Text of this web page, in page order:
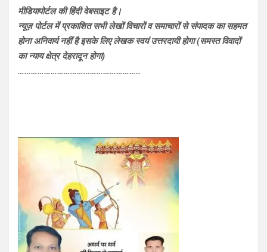
मीडियापोर्टल की हिंदी वेबसाइट है।
न्यूज़ पोर्टल में प्रकाशित सभी लेखों विचारों व समाचारों से संपादक का सहमत
होना अनिवार्य नहीं है इसके लिए लेखक स्वयं उत्तरदायी होगा (समस्त विवादों
का न्याय क्षेत्र देहरादून होगा)
………………………………………………..